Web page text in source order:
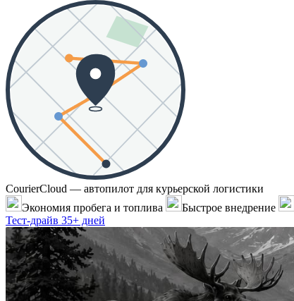
CourierCloud — автопилот для курьерской логистики
Экономия пробега и топлива
Быстрое внедрение
Тест-драйв 35+ дней